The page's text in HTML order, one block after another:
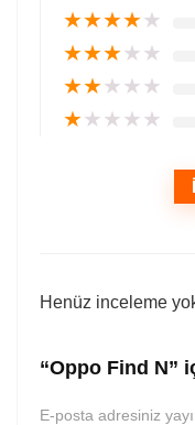
★★★★★
★★★★★
★★★★★
★★★★★
Henüz inceleme
“Oppo Find N”
E-posta adresiniz